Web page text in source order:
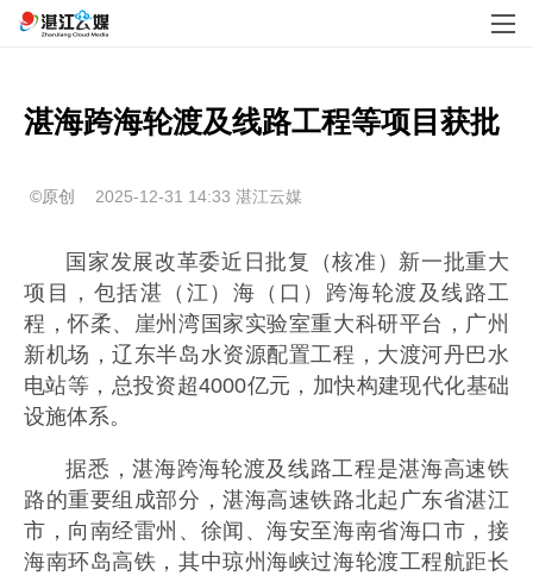
湛海跨海轮渡及线路工程等项目获批
©原创 2025-12-31 14:33 湛江云媒
国家发展改革委近日批复（核准）新一批重大
项目，包括湛（江）海（口）跨海轮渡及线路工
程，怀柔、崖州湾国家实验室重大科研平台，广州
新机场，辽东半岛水资源配置工程，大渡河丹巴水
电站等，总投资超4000亿元，加快构建现代化基础
设施体系。
据悉，湛海跨海轮渡及线路工程是湛海高速铁
路的重要组成部分，湛海高速铁路北起广东省湛江
市，向南经雷州、徐闻、海安至海南省海口市，接
海南环岛高铁，其中琼州海峡过海轮渡工程航距长